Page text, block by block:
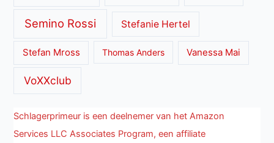
Semino Rossi Stefanie Hertel
Stefan Mross Thomas Anders Vanessa Mai
VoXXclub
Schlagerprimeur is een deelnemer van het Amazon
Services LLC Associates Program, een affiliate